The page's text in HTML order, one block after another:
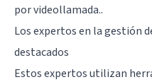
por videollamada..
Los expertos en la gestión
destacados
Estos expertos utilizan